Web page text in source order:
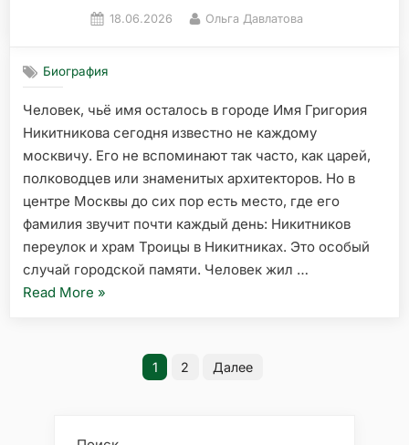
Posted
18.06.2026 By
Ольга Давлатова
Биография
Человек, чьё имя осталось в городе Имя Григория
Никитникова сегодня известно не каждому
москвичу. Его не вспоминают так часто, как царей,
полководцев или знаменитых архитекторов. Но в
центре Москвы до сих пор есть место, где его
фамилия звучит почти каждый день: Никитников
переулок и храм Троицы в Никитниках. Это особый
случай городской памяти. Человек жил …
Read More «Григорий
построивший
»
Пагинация 1 2 Далее